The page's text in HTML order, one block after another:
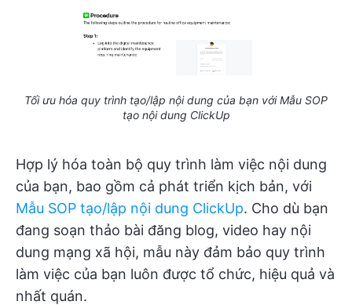
Tối ưu hóa quy trình tạo/lập nội dung của bạn với Mẫu SOP
tạo nội dung ClickUp
Hợp lý hóa toàn bộ quy trình làm việc nội dung
của bạn, bao gồm cả phát triển kịch bản, với
Mẫu SOP tạo/lập nội dung ClickUp. Cho dù bạn
đang soạn thảo bài đăng blog, video hay nội
dung mạng xã hội, mẫu này đảm bảo quy trình
làm việc của bạn luôn được tổ chức, hiệu quả và
nhất quán.